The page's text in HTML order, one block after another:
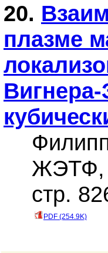
20.
плазме
ЖЭТФ,
стр.
PDF (254.9K)